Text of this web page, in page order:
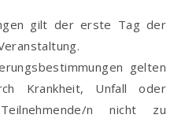
gilt der erste Tag der
gelten
Krankheit, Unfall oder
n nicht zu